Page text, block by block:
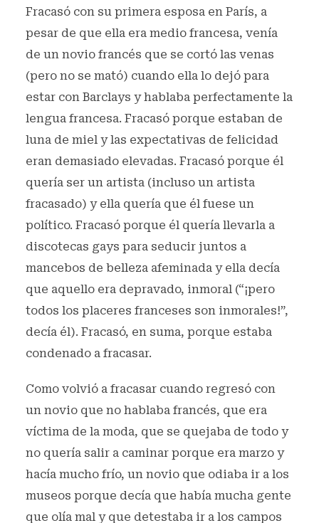
Fracasó con su primera esposa en París, a
pesar de que ella era medio francesa, venía
de un novio francés que se cortó las venas
(pero no se mató) cuando ella lo dejó para
estar con Barclays y hablaba perfectamente la
lengua francesa. Fracasó porque estaban de
luna de miel y las expectativas de felicidad
eran demasiado elevadas. Fracasó porque él
quería ser un artista (incluso un artista
fracasado) y ella quería que él fuese un
político. Fracasó porque él quería llevarla a
discotecas gays para seducir juntos a
mancebos de belleza afeminada y ella decía
que aquello era depravado, inmoral (“¡pero
todos los placeres franceses son inmorales!”,
decía él). Fracasó, en suma, porque estaba
condenado a fracasar.
Como volvió a fracasar cuando regresó con
un novio que no hablaba francés, que era
víctima de la moda, que se quejaba de todo y
no quería salir a caminar porque era marzo y
hacía mucho frío, un novio que odiaba ir a los
museos porque decía que había mucha gente
que olía mal y que detestaba ir a los campos